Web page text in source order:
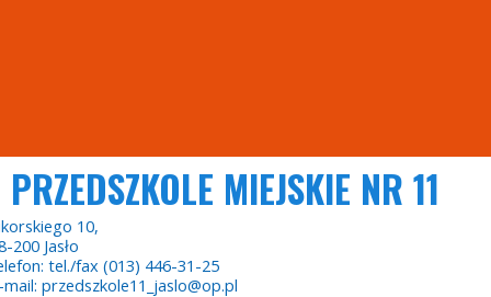
PRZEDSZKOLE MIEJSKIE NR 11
10,
200 Jasło
tel./fax (013) 446-31-25
przedszkole11_jaslo@op.pl